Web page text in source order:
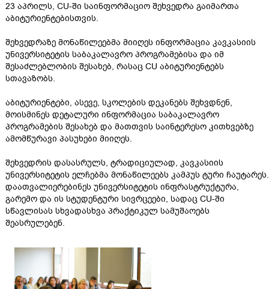
23 აპრილს, CU-ში საინფორმაციო შეხვედრა გაიმართა
აბიტურიენტებისთვის.
შეხვედრაზე მონაწილეებმა მიიღეს ინფორმაცია კავკასიის
უნივერსიტეტის საბაკალავრო პროგრამებისა და იმ
შესაძლებლობის შესახებ, რასაც CU აბიტურიენტებს
სთავაზობს.
აბიტურიენტები, ასევე, სკოლების დეკანებს შეხვდნენ,
მოისმინეს დეტალური ინფორმაცია საბაკალავრო
პროგრამების შესახებ და მათთვის საინტერესო კითხვებზე
ამომწურავი პასუხები მიიღეს.
შეხვედრის დასასრულს, ტრადიციულად, კავკასიის
უნივერსიტეტის ელჩებმა მონაწილეებს კამპუს ტური ჩაუტარეს.
დაათვალიერებინეს უნივერსიტეტის ინფრასტრუქტურა,
გარემო და ის სტუდენტური სივრცეები, სადაც CU-ში
სწავლისას სხვადასხვა პრაქტიკულ სამუშაოებს
შეასრულებენ.